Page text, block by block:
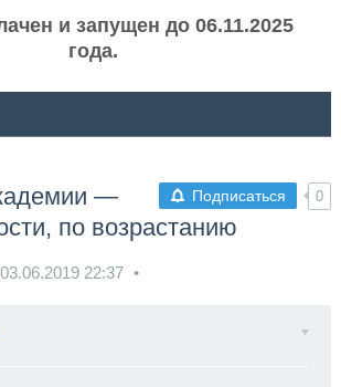
и запущен до 06.11.2025
года.
Подписаться 0
—
по возрастанию
03.06.2019 22:37